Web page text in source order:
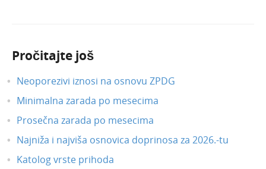
putem mail-a
e-računa
Bitna obaveštenja
Maj 2021
April 2021
Mart 2021
Pročitajte još
Neoporezivi iznosi na osnovu ZPDG
Minimalna zarada po mesecima
Prosečna zarada po mesecima
Najniža i najviša osnovica doprinosa za 2026.-tu
Katolog vrste prihoda